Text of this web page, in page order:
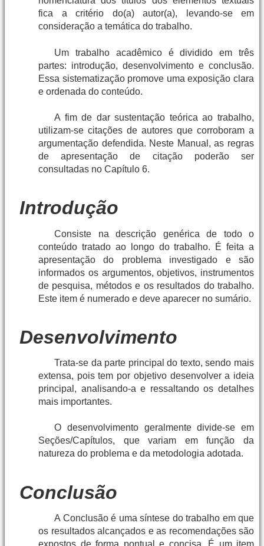
fica a critério do(a) autor(a), levando-se em
consideração a temática do trabalho.
Um trabalho acadêmico é dividido em três
partes: introdução, desenvolvimento e conclusão.
Essa sistematização promove uma exposição clara
e ordenada do conteúdo.
A fim de dar sustentação teórica ao trabalho,
utilizam-se citações de autores que corroboram a
argumentação defendida. Neste Manual, as regras
de apresentação de citação poderão ser
consultadas no Capítulo 6.
Introdução
Consiste na descrição genérica de todo o
conteúdo tratado ao longo do trabalho. É feita a
apresentação do problema investigado e são
informados os argumentos, objetivos, instrumentos
de pesquisa, métodos e os resultados do trabalho.
Este item é numerado e deve aparecer no sumário.
Desenvolvimento
Trata-se da parte principal do texto, sendo mais
extensa, pois tem por objetivo desenvolver a ideia
principal, analisando-a e ressaltando os detalhes
mais importantes.
O desenvolvimento geralmente divide-se em
Seções/Capítulos, que variam em função da
natureza do problema e da metodologia adotada.
Conclusão
A Conclusão é uma síntese do trabalho em que
os resultados alcançados e as recomendações são
expostos de forma pontual e concisa. É um item